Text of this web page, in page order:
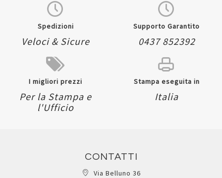
Spedizioni
Veloci & Sicure
Supporto Garantito
0437 852392
I migliori prezzi
Per la Stampa e
l'Ufficio
Stampa eseguita in
Italia
CONTATTI
Via Belluno 36